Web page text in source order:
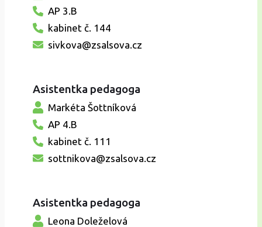
AP 3.B
kabinet č. 144
sivkova@zsalsova.cz
Asistentka pedagoga
Markéta Šottníková
AP 4.B
kabinet č. 111
sottnikova@zsalsova.cz
Asistentka pedagoga
Leona Doleželová